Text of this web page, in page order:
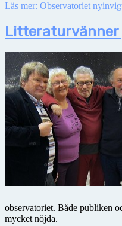
Läs mer: Observatoriet
observatoriet. Både publiken
mycket nöjda.